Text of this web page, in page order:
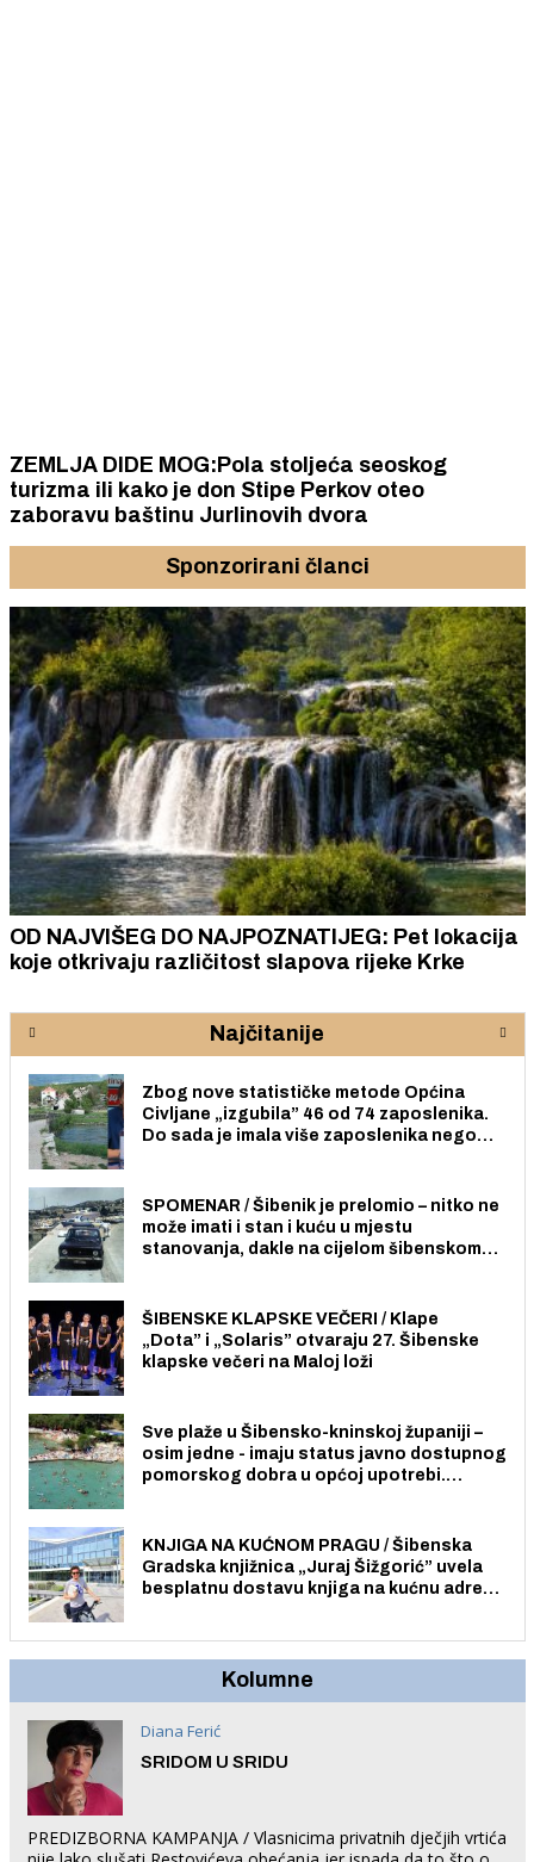
ZEMLJA DIDE MOG:Pola stoljeća seoskog
turizma ili kako je don Stipe Perkov oteo
zaboravu baštinu Jurlinovih dvora
Sponzorirani članci
OD NAJVIŠEG DO NAJPOZNATIJEG: Pet lokacija
koje otkrivaju različitost slapova rijeke Krke
Najčitanije
Zbog nove statističke metode Općina
Civljane „izgubila” 46 od 74 zaposlenika.
Do sada je imala više zaposlenika nego
SPOMENAR / Šibenik je prelomio – nitko ne
može imati i stan i kuću u mjestu
stanovanja, dakle na cijelom šibenskom
ŠIBENSKE KLAPSKE VEČERI / Klape
„Dota” i „Solaris” otvaraju 27. Šibenske
klapske večeri na Maloj loži
Sve plaže u Šibensko-kninskoj županiji –
osim jedne - imaju status javno dostupnog
pomorskog dobra u općoj upotrebi.
KNJIGA NA KUĆNOM PRAGU / Šibenska
Gradska knjižnica „Juraj Šižgorić” uvela
besplatnu dostavu knjiga na kućnu adresu
Kolumne
Diana Ferić
SRIDOM U SRIDU
PREDIZBORNA KAMPANJA / Vlasnicima privatnih dječjih vrtića